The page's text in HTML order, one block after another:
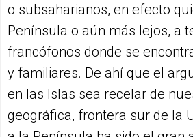
o subsaharianos, en efecto
Península o aún más lejos, a
francófonos donde se
y familiares. De ahí que el
en las Islas sea recelar de
geográfica, frontera sur de la